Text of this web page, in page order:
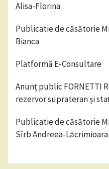
Alisa-Florina
Publicatie de căsătorie
Bianca
Platformă E-Consultare
Anunț public FORNETTI
rezervor suprateran și
Publicatie de căsătorie
Sîrb Andreea-Lăcrimioara